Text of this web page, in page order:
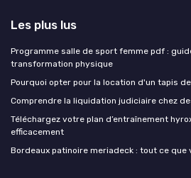
Les plus lus
Programme salle de sport femme pdf :
transformation physique
Pourquoi opter pour la location d'un tapis
Comprendre la liquidation judiciaire chez
Téléchargez votre plan d’entraînement
efficacement
Bordeaux patinoire meriadeck : tout ce que